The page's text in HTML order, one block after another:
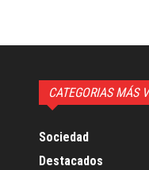
CATEGORIAS MÁS
Sociedad
Destacados